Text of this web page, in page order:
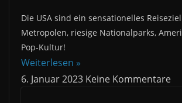
Die USA sind ein sensationelles
Metropolen, riesige Nationalparks,
Pop-Kultur!
Weiterlesen »
6. Januar 2023 Keine Kommentare